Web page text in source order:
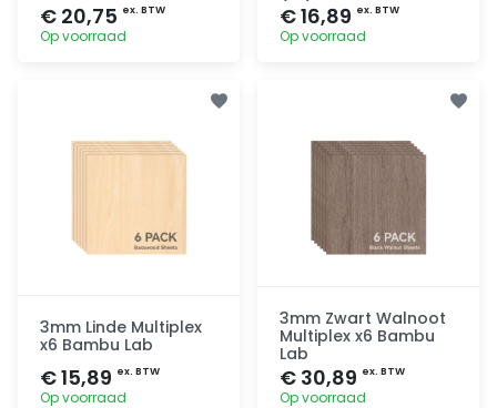
€ 20,75 ex. BTW
Op voorraad
€ 16,89 ex. BTW
Op voorraad
3mm Linde Multiplex
x6 Bambu Lab
€ 15,89 ex. BTW
Op voorraad
3mm Zwart Walnoot
Multiplex x6 Bambu
Lab
€ 30,89 ex. BTW
Op voorraad